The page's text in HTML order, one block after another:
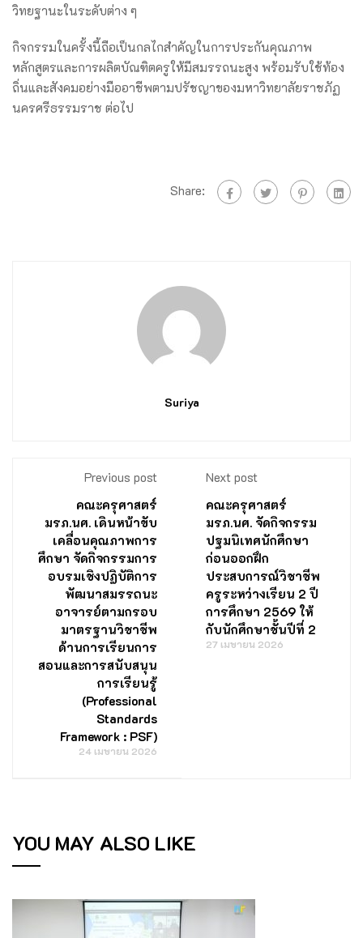
วิทยฐานะในระดับต่าง ๆ
กิจกรรมในครั้งนี้ถือเป็นกลไกสำคัญในการประกันคุณภาพ
หลักสูตรและการผลิตบัณฑิตครูให้มีสมรรถนะสูง พร้อมรับใช้ท้อง
ถิ่นและสังคมอย่างมืออาชีพตามปรัชญาของมหาวิทยาลัยราชภัฏ
นครศรีธรรมราช ต่อไป
Share:
Suriya
Previous post
คณะครุศาสตร์
มรภ.นศ. เดินหน้าขับ
เคลื่อนคุณภาพการ
ศึกษา จัดกิจกรรมการ
อบรมเชิงปฏิบัติการ
พัฒนาสมรรถนะ
อาจารย์ตามกรอบ
มาตรฐานวิชาชีพ
ด้านการเรียนการ
สอนและการสนับสนุน
การเรียนรู้
(Professional
Standards
Framework : PSF)
24 เมษายน 2026
Next post
คณะครุศาสตร์
มรภ.นศ. จัดกิจกรรม
ปฐมนิเทศนักศึกษา
ก่อนออกฝึก
ประสบการณ์วิชาชีพ
ครูระหว่างเรียน 2 ปี
การศึกษา 2569 ให้
กับนักศึกษาชั้นปีที่ 2
27 เมษายน 2026
YOU MAY ALSO LIKE